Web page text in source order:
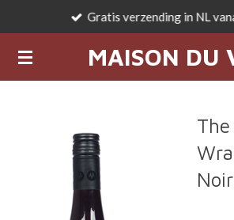
naar
de
MAISON DU
Gratis verzending in NL
Noir